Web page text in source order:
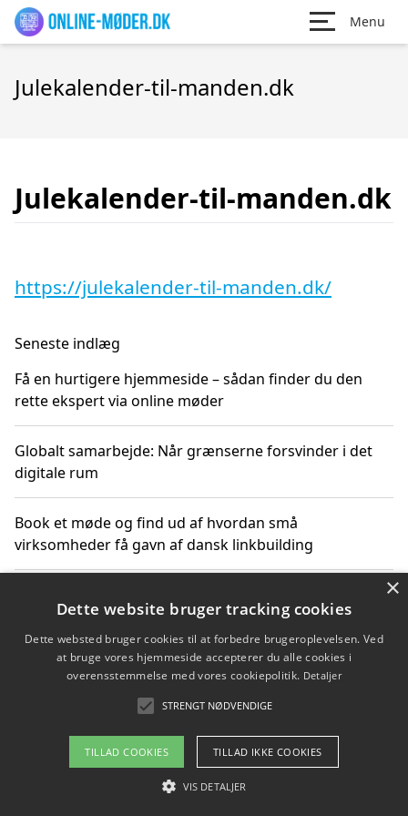
Menu
Julekalender-til-manden.dk
Julekalender-til-manden.dk
https://julekalender-til-manden.dk/
Seneste indlæg
Få en hurtigere hjemmeside – sådan finder du den
rette ekspert via online møder
Globalt samarbejde: Når grænserne forsvinder i det
digitale rum
Book et møde og find ud af hvordan små
virksomheder få gavn af dansk linkbuilding
får du indgår et samarbejde
Hold et møde med en WordPress ekspert og vælg den
mest professionelle til at vedligeholde din løsning
Copyright 2026 - Pilanto Aps
Om / kontakt
×
Dette website bruger tracking cookies
Dette websted bruger cookies til at forbedre brugeroplevelsen. Ved
at bruge vores hjemmeside accepterer du alle cookies i
overensstemmelse med vores cookiepolitik. Detaljer
STRENGT NØDVENDIGE
TILLAD COOKIES TILLAD IKKE COOKIES
VIS DETALJER